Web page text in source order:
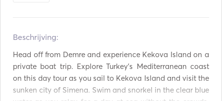
BBQ
USB Aansluiting
Mp3-speler / Radio /
CD
Omvormer
Opblaasbare Buizen /
Donuts
Beschrijving:
Head off from Demre and experience Kekova Island on a
private boat trip. Explore Turkey’s Mediterranean coast
on this day tour as you sail to Kekova Island and visit the
sunken city of Simena. Swim and snorkel in the clear blue